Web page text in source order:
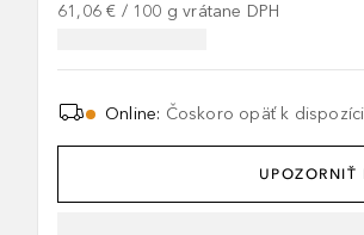
61,06 € / 100 g vrátane DPH
Online: Čoskoro opäť k
UPOZORNIŤ